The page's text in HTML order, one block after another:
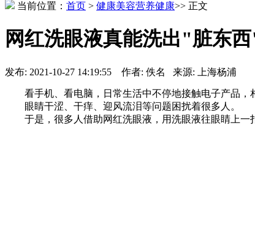
当前位置： 首页 > 健康美容营养健康>> 正文
网红洗眼液真能洗出"脏东
发布: 2021-10-27 14:19:55 作者: 佚名 来源: 上海杨浦
看手机、看电脑，日常生活中不停地接触电子产品，
眼睛干涩、干痒、迎风流泪等问题困扰着很多人。
于是，很多人借助网红洗眼液，用洗眼液往眼睛上一